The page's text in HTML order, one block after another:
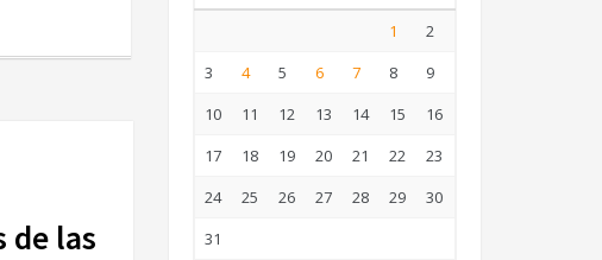
de las
1
2
3
4 5 6 7 8
9
10
11 12 13 14 15
16
17
18 19 20 21 22
23
24
25 26 27 28 29
30
31